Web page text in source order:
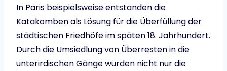
In Paris beispielsweise entstanden die
Katakomben als Lösung für die Überfüllung der
städtischen Friedhöfe im späten 18. Jahrhundert.
Durch die Umsiedlung von Überresten in die
unterirdischen Gänge wurden nicht nur die